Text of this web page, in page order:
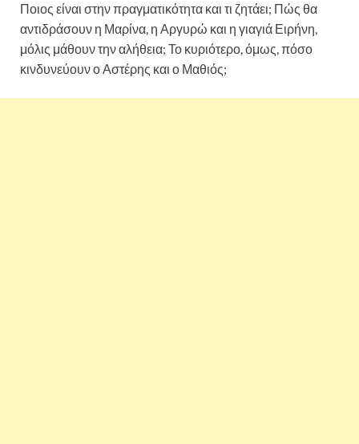
Ποιος είναι στην πραγματικότητα και τι ζητάει; Πώς θα
αντιδράσουν η Μαρίνα, η Αργυρώ και η γιαγιά Ειρήνη,
μόλις μάθουν την αλήθεια; Το κυριότερο, όμως, πόσο
κινδυνεύουν ο Αστέρης και ο Μαθιός;